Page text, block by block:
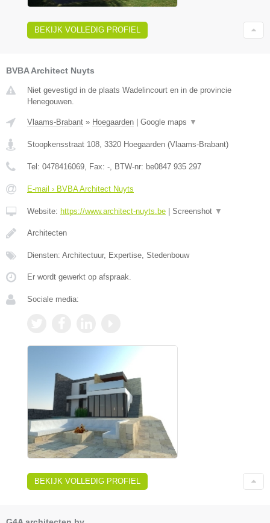
BEKIJK VOLLEDIG PROFIEL
BVBA Architect Nuyts
Niet gevestigd in de plaats Wadelincourt en in de provincie
Henegouwen.
Vlaams-Brabant » Hoegaarden Google maps ▼
Stoopkensstraat 108, 3320 Hoegaarden (Vlaams-Brabant)
Tel: 0478416069, Fax: -, BTW-nr: be0847 935 297
E-mail › BVBA Architect Nuyts
Website: https://www.architect-nuyts.be Screenshot ▼
Architecten
Diensten: Architectuur, Expertise, Stedenbouw
Er wordt gewerkt op afspraak.
Sociale media:
BEKIJK VOLLEDIG PROFIEL